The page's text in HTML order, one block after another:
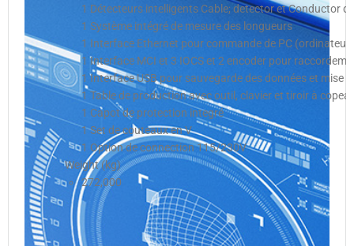
1 Détecteurs intelligents Cable; detector et Conductor
1 Système intégré de mesure des longueurs
1 Interface Ethernet pour commande de PC
1 Interface MCI et 3 IOCS et 2 encoder pour
1 Interface USB pour sauvegarde des données et mise
1 Table de production avec outil, clavier et tiroir à
1 Capot de protection integré
1 Set de couteaux en V
1 Option de connection 115/230V
Weight (kg)
272,000